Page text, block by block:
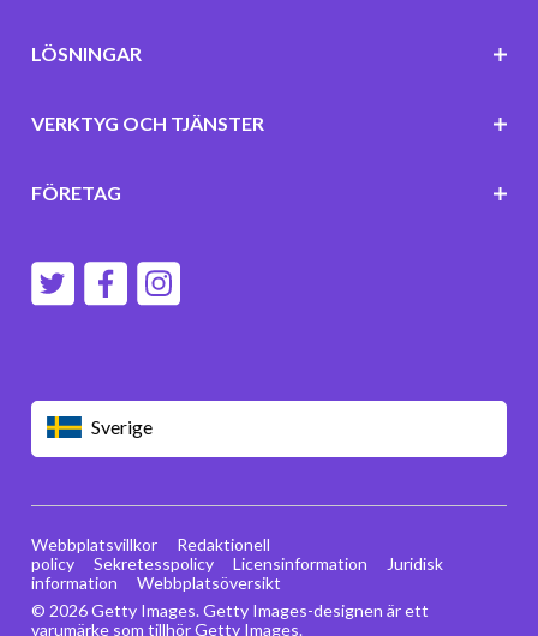
Sverige
LÖSNINGAR
VERKTYG OCH TJÄNSTER
FÖRETAG
© 2026 Getty Images. Getty Images-designen är ett
varumärke som tillhör Getty Images.
Webbplatsvillkor
Redaktionell
policy
Sekretesspolicy Licensinformation
Juridisk
information
Webbplatsöversikt